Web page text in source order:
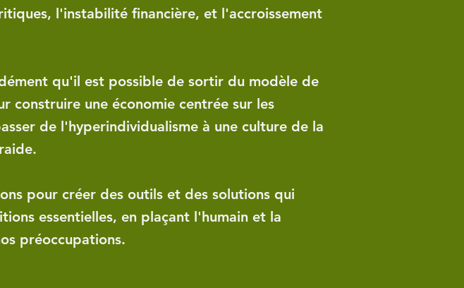
l'instabilité financière, et l'accroissement
qu'il est possible de sortir du modèle de
construire une économie centrée sur les
de l'hyperindividualisme à une culture de la
pour créer des outils et des solutions qui
essentielles, en plaçant l'humain et la
préoccupations.